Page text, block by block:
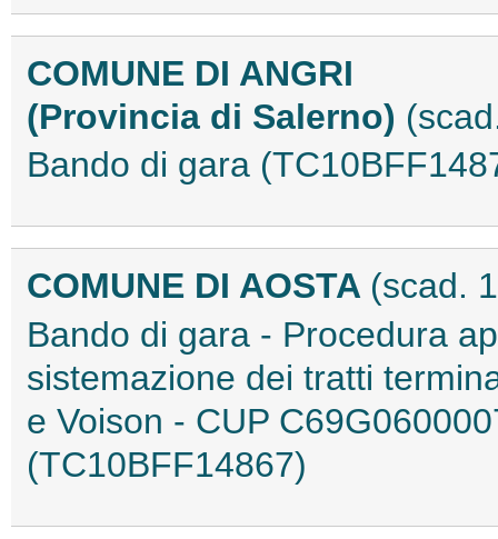
COMUNE DI ANGRI
(Provincia di Salerno)
Bando di gara
COMUNE DI AOSTA (scad.
Bando di gara - Procedura
sistemazione dei tratti
e Voison - CUP
(TC10BFF14867)